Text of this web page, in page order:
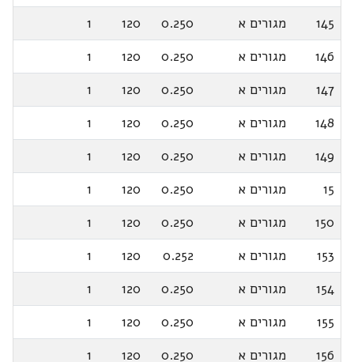
145
מגורים א 0.250
120
1
146
מגורים א 0.250
120
1
147
מגורים א 0.250
120
1
148
מגורים א 0.250
120
1
149
מגורים א 0.250
120
1
15
מגורים א 0.250
120
1
150
מגורים א 0.250
120
1
153
מגורים א 0.252
120
1
154
מגורים א 0.250
120
1
155
מגורים א 0.250
120
1
156
מגורים א 0.250
120
1